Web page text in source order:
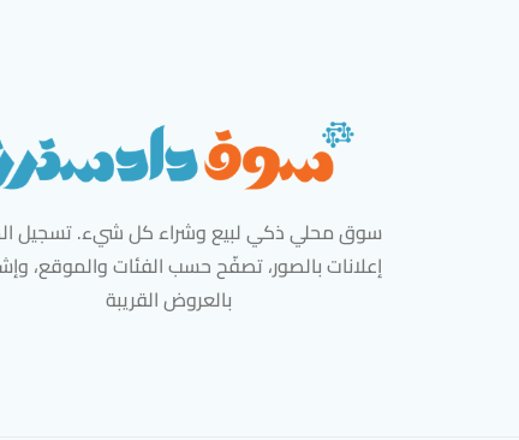
سوق محلي ذكي لبيع وشراء كل شيء. تسجيل
إعلانات بالصور، تصفّح حسب الفئات والموقع،
بالعروض القريبة